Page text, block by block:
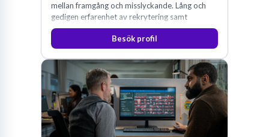
mellan framgång och misslyckande. Lång och
gedigen erfarenhet av rekrytering samt
konsultverksamhet har lärt oss just det.
Besök profil